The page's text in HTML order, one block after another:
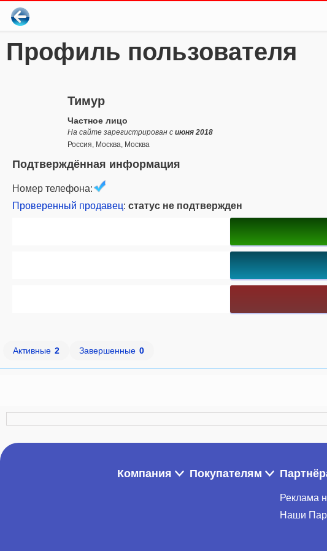
Профиль пользователя
Тимур
Частное лицо
На сайте зарегистрирован с июня 2018
Россия, Москва, Москва
Подтверждённая информация
Номер телефона:
Проверенный продавец: статус не подтвержден
Активные 2 Завершенные 0
Компания Покупателям
Реклама
Наши